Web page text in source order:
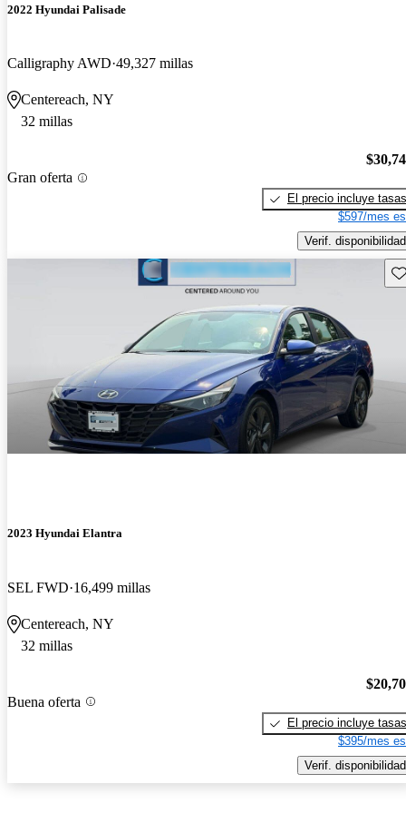
2022 Hyundai Palisade
Calligraphy AWD 49,327 millas
Centereach, NY
32 millas
Gran oferta
El precio incluye tasas
$597/mes
Verif. disponibilidad
2023 Hyundai Elantra
SEL FWD 16,499 millas
Centereach, NY
32 millas
Buena oferta
El precio incluye tasas
$395/mes
Verif. disponibilidad